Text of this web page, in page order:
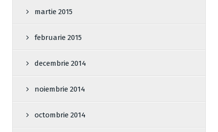
martie 2015
februarie 2015
decembrie 2014
noiembrie 2014
octombrie 2014